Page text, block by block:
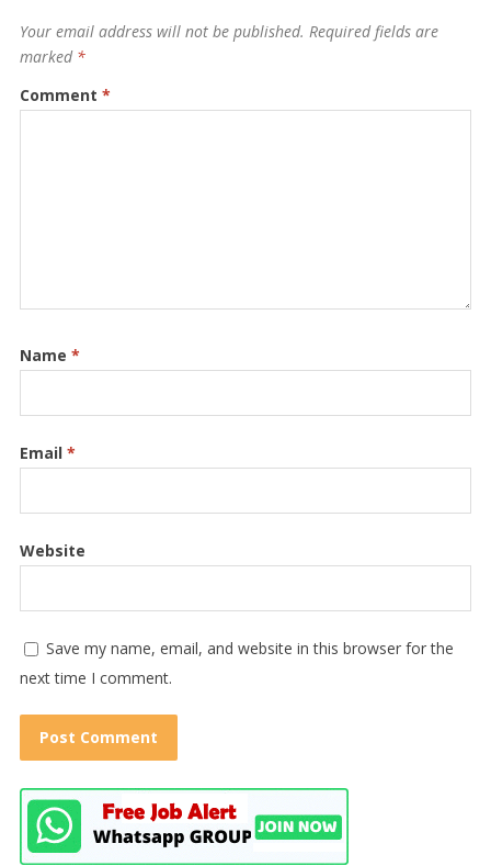
Your email address will not be published. Required fields are
marked *
Comment *
Name *
Email *
Website
Save my name, email, and website in this browser for the
next time I comment.